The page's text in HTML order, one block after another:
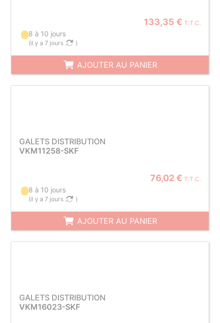
133,35 € T.T.C.
8 à 10 jours
(il y a 7 jours )
AJOUTER AU PANIER
GALETS DISTRIBUTION
VKM11258-SKF
76,02 € T.T.C.
8 à 10 jours
(il y a 7 jours )
AJOUTER AU PANIER
GALETS DISTRIBUTION
VKM16023-SKF